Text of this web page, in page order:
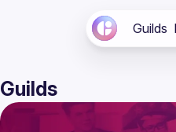
Guilds
Guilds